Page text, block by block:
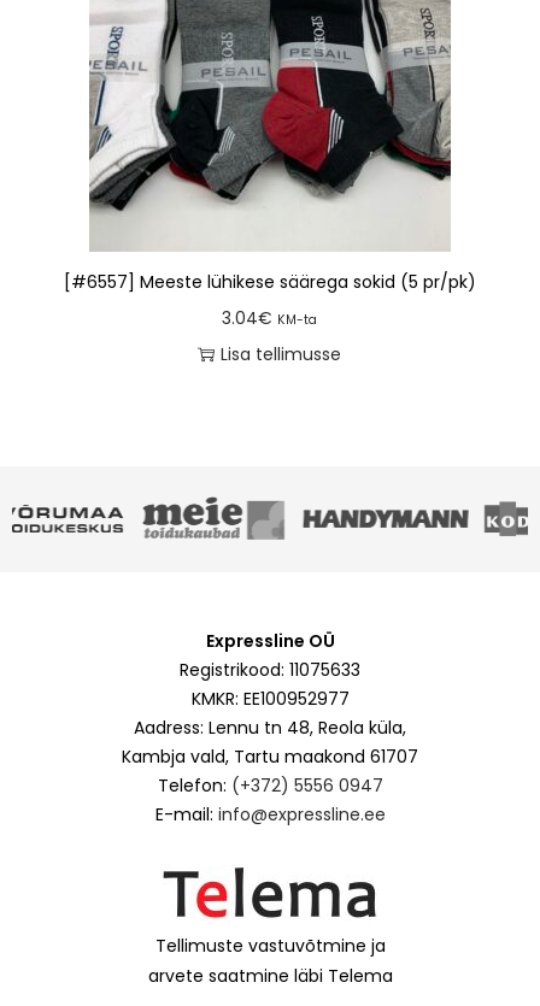
[#6557] Meeste lühikese säärega sokid (5 pr/pk)
3.04€ KM-ta
Lisa tellimusse
Expressline OÜ
Registrikood: 11075633
KMKR: EE100952977
Aadress: Lennu tn 48, Reola küla,
Kambja vald, Tartu maakond 61707
Telefon: (+372) 5556 0947
E-mail: info@expressline.ee
Tellimuste vastuvõtmine ja
arvete saatmine läbi Telema